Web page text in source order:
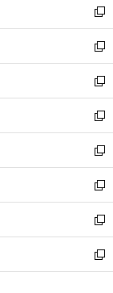
ド
ウ
で
開
く
ィ
ン
ド
ウ
で
開
く
い
ウ
ィ
ン
ド
ウ
で
開
く
新
し
い
ウ
ィ
ン
ド
ウ
で
開
く
新
し
い
ウ
ィ
ン
ド
ウ
で
開
く
新
し
い
ウ
ィ
ン
ド
ウ
で
開
く
新
し
い
ウ
ィ
ン
ド
ウ
で
開
新
し
い
ウ
ィ
ン
ド
ウ
新
し
い
ウ
ィ
ン
新
し
い
ウ
新
し